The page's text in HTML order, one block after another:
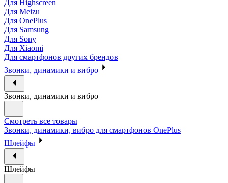
Для Highscreen
Для Meizu
Для OnePlus
Для Samsung
Для Sony
Для Xiaomi
Для смартфонов других брендов
Звонки, динамики и вибро
Звонки, динамики и вибро
Смотреть все товары
Звонки, динамики, вибро для смартфонов OnePlus
Шлейфы
Шлейфы